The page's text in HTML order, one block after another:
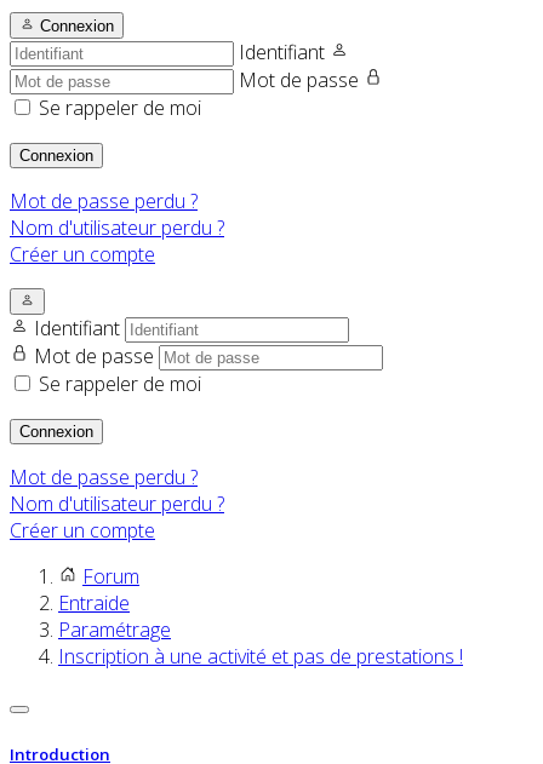
Connexion
Identifiant
Mot de passe
Se rappeler de moi
Connexion
Mot de passe perdu ?
Nom d'utilisateur perdu ?
Créer un compte
Identifiant
Mot de passe
Se rappeler de moi
Connexion
Mot de passe perdu ?
Nom d'utilisateur perdu ?
Créer un compte
Forum
Entraide
Paramétrage
Inscription à une activité et pas de prestations !
Introduction